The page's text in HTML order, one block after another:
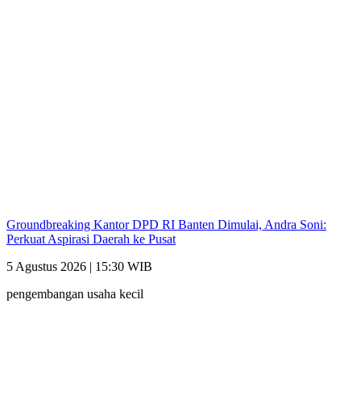
Groundbreaking Kantor DPD RI Banten Dimulai, Andra Soni:
Perkuat Aspirasi Daerah ke Pusat
5 Agustus 2026 | 15:30 WIB
pengembangan usaha kecil